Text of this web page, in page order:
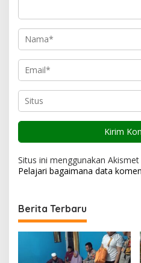
Situs ini menggunakan
Pelajari bagaimana data
Berita Terbaru